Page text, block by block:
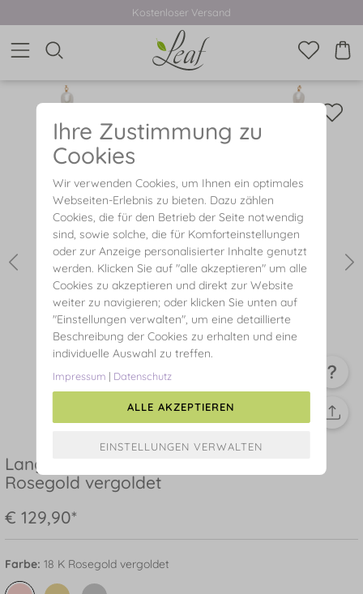
Kostenloser Versand
Lange Halskette Perlen Basic, 18 Karat
Rosegold vergoldet
€ 129,90*
Farbe: 18 K Rosegold vergoldet
Ihre Zustimmung zu
Cookies
Wir verwenden Cookies, um Ihnen ein optimales
Webseiten-Erlebnis zu bieten. Dazu zählen
Cookies, die für den Betrieb der Seite notwendig
sind, sowie solche, die für Komforteinstellungen
oder zur Anzeige personalisierter Inhalte genutzt
werden. Klicken Sie auf "alle akzeptieren" um alle
Cookies zu akzeptieren und direkt zur Website
weiter zu navigieren; oder klicken Sie unten auf
"Einstellungen verwalten", um eine detaillierte
Beschreibung der Cookies zu erhalten und eine
individuelle Auswahl zu treffen.
Impressum | Datenschutz
ALLE AKZEPTIEREN